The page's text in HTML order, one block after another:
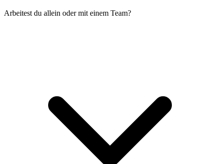
Arbeitest du allein oder mit einem Team?